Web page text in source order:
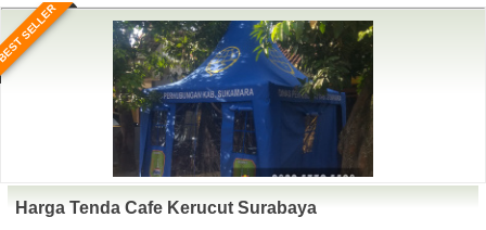
SELLER
Harga Tenda Cafe Kerucut Surabaya